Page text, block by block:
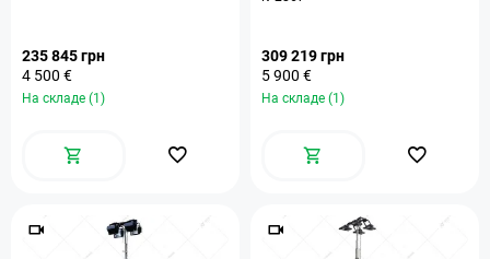
235 845 грн
4 500 €
На складе (1)
309 219 грн
5 900 €
На складе (1)